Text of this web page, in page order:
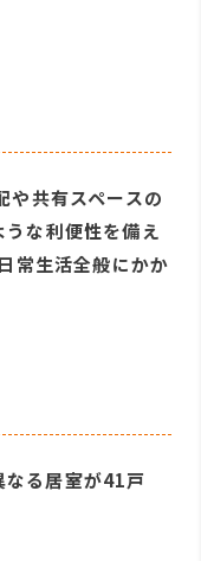
や共有スペースの
な利便性を備え
常生活全般にかか
る居室が41戸